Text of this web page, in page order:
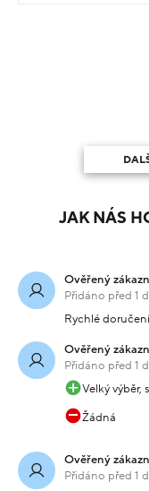
JAK NÁS
Ověřený
Přidáno před 1
Rychlé
Ověřený
Přidáno před 1
Velký výběr,
Žádná
Ověřený
Přidáno před 1